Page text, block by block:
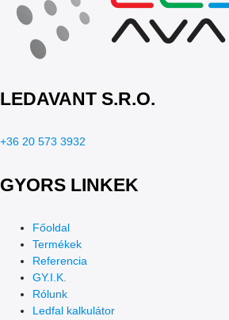
LEDAVANT S.R.O.
+36 20 573 3932
GYORS LINKEK
Főoldal
Termékek
Referencia
GY.I.K.
Rólunk
Ledfal kalkulátor